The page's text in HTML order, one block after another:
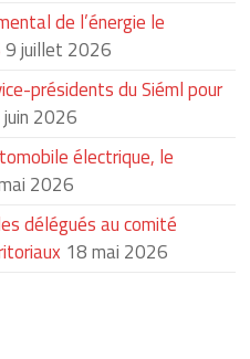
de l’énergie le
9 juillet 2026
présidents du Siéml pour
2026
électrique, le
2026
délégués au comité
18 mai 2026